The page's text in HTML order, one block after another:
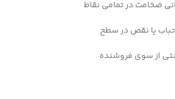
ضخامت در تمامی نقاط
یا نقص در سطح
از سوی فروشنده